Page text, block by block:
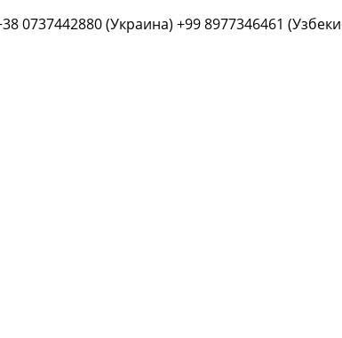
0737442880 (Украина) +99 8977346461